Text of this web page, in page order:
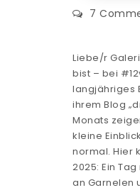
7
Liebe/r
bist – bei
langjähriges
ihrem Blog
Monats
kleine
normal. Hier
2025: Ein
an Garnelen